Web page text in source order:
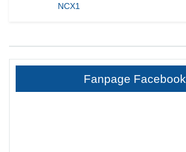
NCX1
Fanpage Facebook